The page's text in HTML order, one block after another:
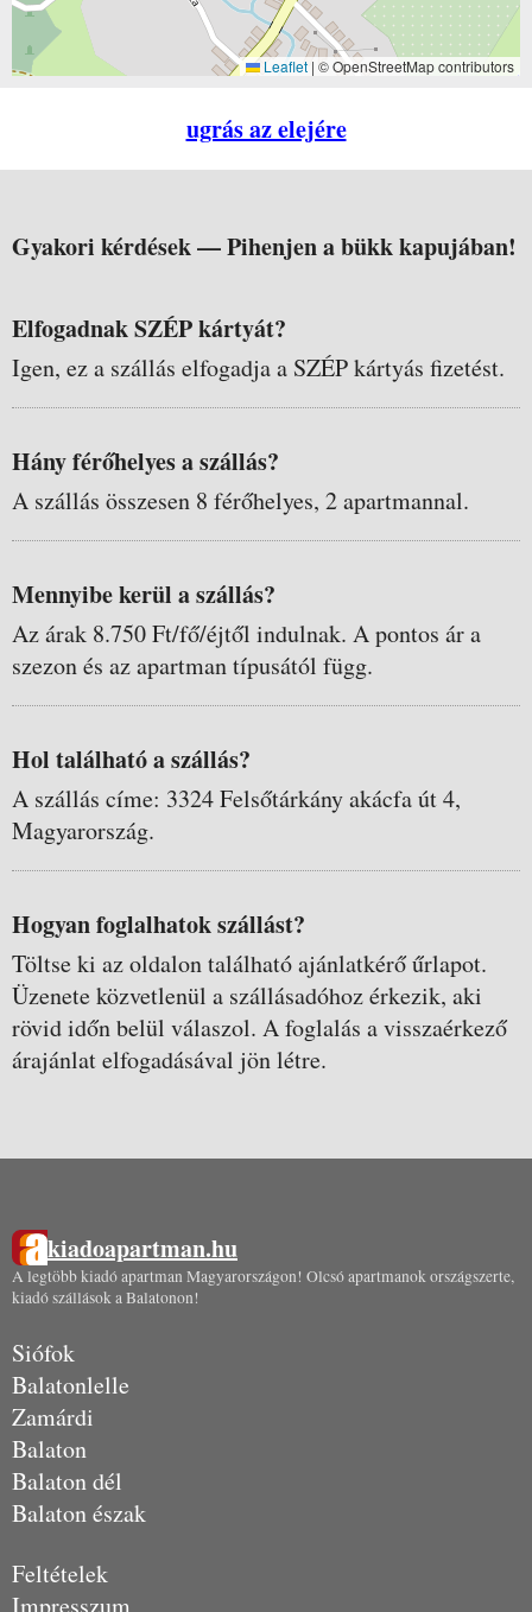
Leaflet | © OpenStreetMap contributors
ugrás az elejére
Gyakori kérdések —Pihenjen a bükk kapujában!
Elfogadnak SZÉP kártyát?
Igen, ez a szállás elfogadja a SZÉP kártyás fizetést.
Hány férőhelyes a szállás?
A szállás összesen 8 férőhelyes, 2 apartmannal.
Mennyibe kerül a szállás?
Az árak 8.750 Ft/fő/éjtől indulnak. A pontos ár a
szezon és az apartman típusától függ.
Hol található a szállás?
A szállás címe: 3324 Felsőtárkány akácfa út 4,
Magyarország.
Hogyan foglalhatok szállást?
Töltse ki az oldalon található ajánlatkérő űrlapot.
Üzenete közvetlenül a szállásadóhoz érkezik, aki
rövid időn belül válaszol. A foglalás a visszaérkező
árajánlat elfogadásával jön létre.
kiadoapartman.hu
A legtöbb kiadó apartman Magyarországon! Olcsó apartmanok országszerte,
kiadó szállások a Balatonon!
Siófok
Balatonlelle
Zamárdi
Balaton
Balaton dél
Balaton észak
Feltételek
Impresszum